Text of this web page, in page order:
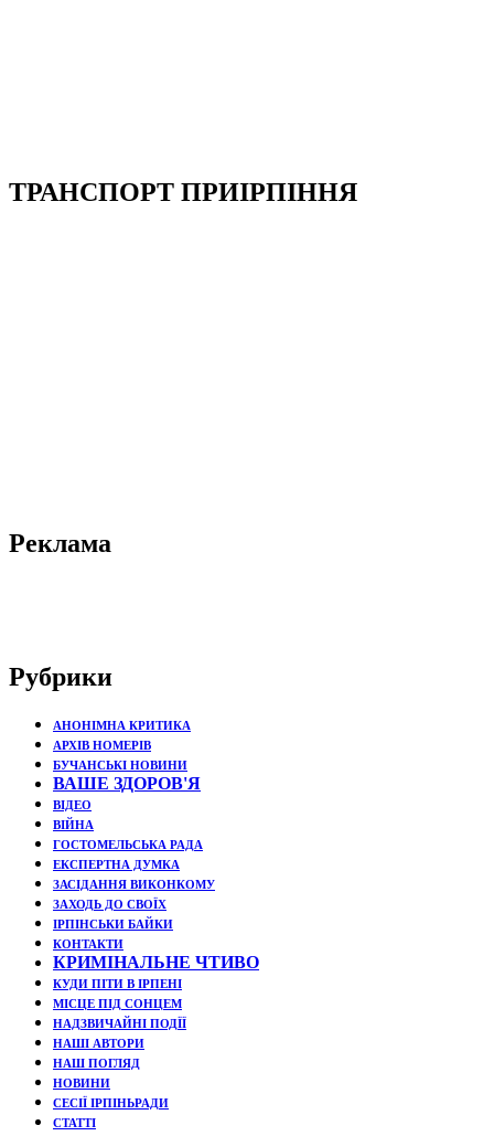
ТРАНСПОРТ ПРИІРПІННЯ
Реклама
Рубрики
АНОНІМНА КРИТИКА
АРХІВ НОМЕРІВ
БУЧАНСЬКІ НОВИНИ
ВАШЕ ЗДОРОВ'Я
ВІДЕО
ВІЙНА
ГОСТОМЕЛЬСЬКА РАДА
ЕКСПЕРТНА ДУМКА
ЗАСІДАННЯ ВИКОНКОМУ
ЗАХОДЬ ДО СВОЇХ
ІРПІНСЬКИ БАЙКИ
КОНТАКТИ
КРИМІНАЛЬНЕ ЧТИВО
КУДИ ПІТИ В ІРПЕНІ
МІСЦЕ ПІД СОНЦЕМ
НАДЗВИЧАЙНІ ПОДЇЇ
НАШІ АВТОРИ
НАШ ПОГЛЯД
НОВИНИ
СЕСІЇ ІРПІНЬРАДИ
СТАТТІ